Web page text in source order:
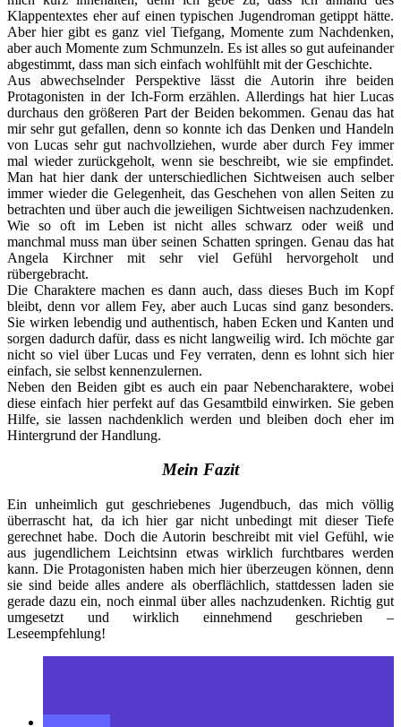
Klappentextes eher auf einen typischen Jugendroman getippt hätte.
Aber hier gibt es ganz viel Tiefgang, Momente zum Nachdenken,
aber auch Momente zum Schmunzeln. Es ist alles so gut aufeinander
abgestimmt, dass man sich einfach wohlfühlt mit der Geschichte.
Aus abwechselnder Perspektive lässt die Autorin ihre beiden
Protagonisten in der Ich-Form erzählen. Allerdings hat hier Lucas
durchaus den größeren Part der Beiden bekommen. Genau das hat
mir sehr gut gefallen, denn so konnte ich das Denken und Handeln
von Lucas sehr gut nachvollziehen, wurde aber durch Fey immer
mal wieder zurückgeholt, wenn sie beschreibt, wie sie empfindet.
Man hat hier dank der unterschiedlichen Sichtweisen auch selber
immer wieder die Gelegenheit, das Geschehen von allen Seiten zu
betrachten und über auch die jeweiligen Sichtweisen nachzudenken.
Wie so oft im Leben ist nicht alles schwarz oder weiß und
manchmal muss man über seinen Schatten springen. Genau das hat
Angela Kirchner mit sehr viel Gefühl hervorgeholt und
rübergebracht.
Die Charaktere machen es dann auch, dass dieses Buch im Kopf
bleibt, denn vor allem Fey, aber auch Lucas sind ganz besonders.
Sie wirken lebendig und authentisch, haben Ecken und Kanten und
sorgen dadurch dafür, dass es nicht langweilig wird. Ich möchte gar
nicht so viel über Lucas und Fey verraten, denn es lohnt sich hier
einfach, sie selbst kennenzulernen.
Neben den Beiden gibt es auch ein paar Nebencharaktere, wobei
diese einfach hier perfekt auf das Gesamtbild einwirken. Sie geben
Hilfe, sie lassen nachdenklich werden und bleiben doch eher im
Hintergrund der Handlung.
Mein Fazit
Ein unheimlich gut geschriebenes Jugendbuch, das mich völlig
überrascht hat, da ich hier gar nicht unbedingt mit dieser Tiefe
gerechnet habe. Doch die Autorin beschreibt mit viel Gefühl, wie
aus jugendlichem Leichtsinn etwas wirklich furchtbares werden
kann. Die Protagonisten haben mich hier überzeugen können, denn
sie sind beide alles andere als oberflächlich, stattdessen laden sie
gerade dazu ein, noch einmal über alles nachzudenken. Richtig gut
umgesetzt und wirklich einnehmend geschrieben –
Leseempfehlung!